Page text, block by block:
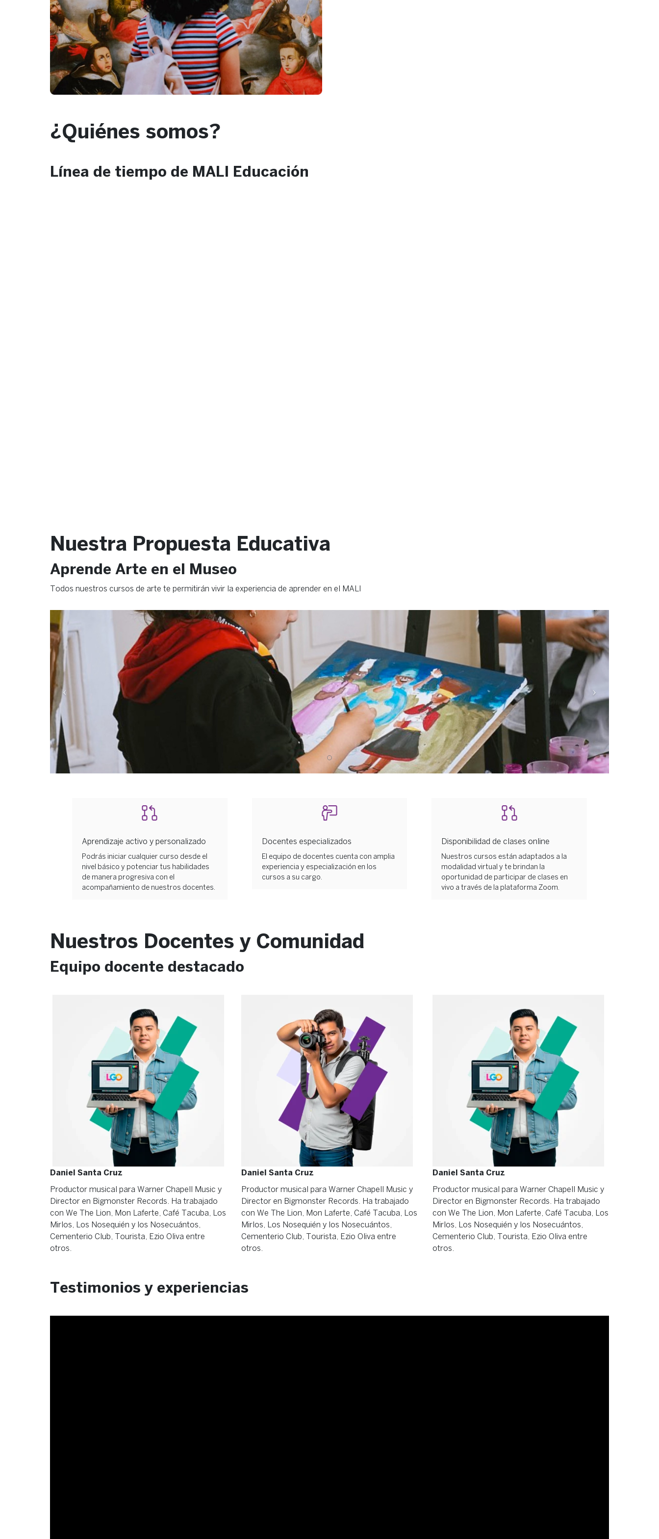
¿Quiénes somos?
Línea de tiempo de MALI Educación
Nuestra Propuesta Educativa
Aprende Arte en el Museo
Todos nuestros cursos de arte te permitirán vivir la experiencia de aprender en el MALI
Aprendizaje activo y personalizado
Podrás iniciar cualquier curso desde el
nivel básico y potenciar tus habilidades
de manera progresiva con el
acompañamiento de nuestros docentes.
Docentes especializados
El equipo de docentes cuenta con amplia
experiencia y especialización en los
cursos a su cargo.
Disponibilidad de clases online
Nuestros cursos están adaptados a la
modalidad virtual y te brindan la
oportunidad de participar de clases en
vivo a través de la plataforma Zoom.
Nuestros Docentes y Comunidad
Equipo docente destacado
Daniel Santa Cruz
Productor musical para Warner Chapell Music y
Director en Bigmonster Records. Ha trabajado
con We The Lion, Mon Laferte, Café Tacuba, Los
Mirlos, Los Nosequién y los Nosecuántos,
Cementerio Club, Tourista, Ezio Oliva entre
otros.
Daniel Santa Cruz
Productor musical para Warner Chapell Music y
Director en Bigmonster Records. Ha trabajado
con We The Lion, Mon Laferte, Café Tacuba, Los
Mirlos, Los Nosequién y los Nosecuántos,
Cementerio Club, Tourista, Ezio Oliva entre
otros.
Daniel Santa Cruz
Productor musical para Warner Chapell Music y
Director en Bigmonster Records. Ha trabajado
con We The Lion, Mon Laferte, Café Tacuba, Los
Mirlos, Los Nosequién y los Nosecuántos,
Cementerio Club, Tourista, Ezio Oliva entre
otros.
Testimonios y experiencias